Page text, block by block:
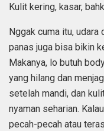
Kulit kering, kasar,
Nggak cuma itu, udara
panas juga bisa bikin
Makanya, lo butuh
yang hilang dan
setelah mandi, dan
nyaman seharian.
pecah-pecah atau